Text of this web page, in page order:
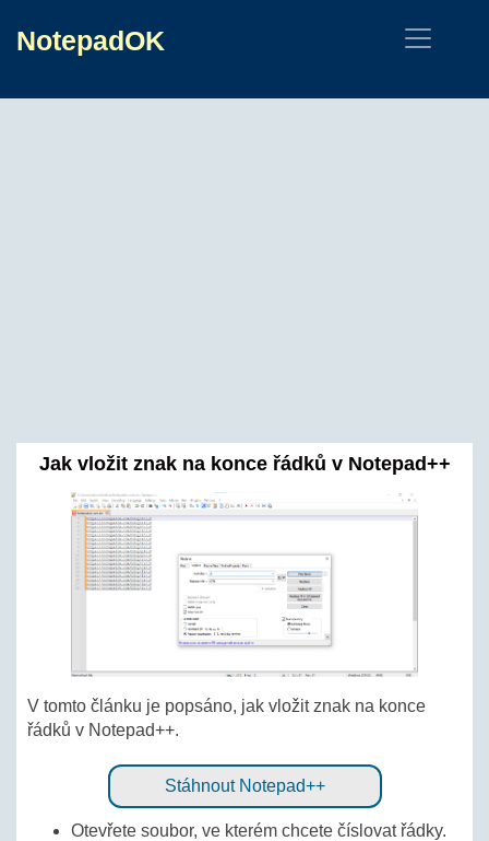
NotepadOK
Jak vložit znak na konce řádků v Notepad++
V tomto článku je popsáno, jak vložit znak na konce
řádků v Notepad++.
Stáhnout Notepad++
Otevřete soubor, ve kterém chcete číslovat řádky.